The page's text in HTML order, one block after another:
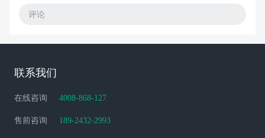
评论
联系我们
在线咨询 4008-868-127
售前咨询 189-2432-2993